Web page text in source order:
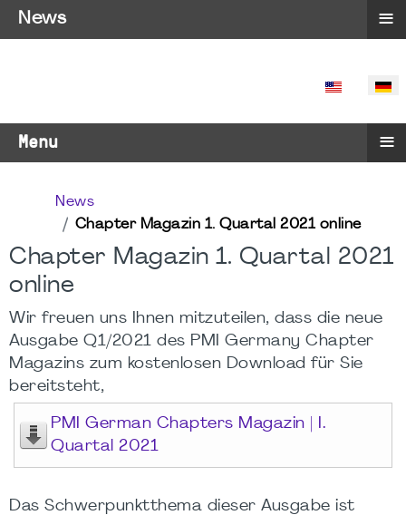
SPRACHE
Menu ≡
News
Chapter Magazin 1. Quartal 2021 online
Chapter Magazin 1. Quartal 2021
online
Wir freuen uns Ihnen mitzuteilen, dass die neue
Ausgabe Q1/2021 des PMI Germany Chapter
Magazins zum kostenlosen Download für Sie
bereitsteht,
PMI German Chapters Magazin | I.
Quartal 2021
Das Schwerpunktthema dieser Ausgabe ist
News ≡